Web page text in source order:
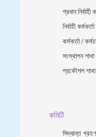
প্রধান নির্বাহী
নির্বাহী কর্মকর্তা
কর্মকর্তা /
সংস্থাপন শাখা
প্রকৌশল শাখা
কমিটি
সিদ্ধান্ত